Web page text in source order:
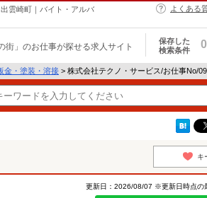
雲崎町｜バイト・アルバ
よくある
街」のお仕事が探せる求人サイト
保存した
検索条件
0
金・塗装・溶接 > 株式会社テクノ・サービス/お仕事No/
キ
更新日：2026/08/07 ※更新日時点の